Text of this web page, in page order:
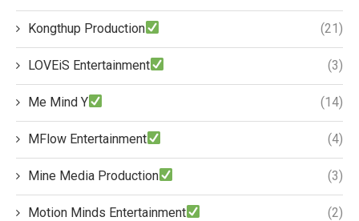
Kongthup Production (21)
LOVEiS Entertainment (3)
Me Mind Y (14)
MFlow Entertainment (4)
Mine Media Production (3)
Motion Minds Entertainment (2)